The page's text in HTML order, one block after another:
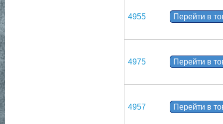
4955 Перейти в
4975 Перейти в
4957 Перейти в